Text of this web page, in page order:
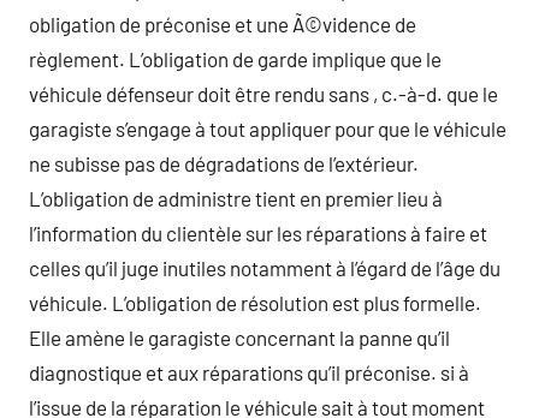
obligation de préconise et une Ã©vidence de
règlement. L’obligation de garde implique que le
véhicule défenseur doit être rendu sans , c.-à-d. que le
garagiste s’engage à tout appliquer pour que le véhicule
ne subisse pas de dégradations de l’extérieur.
L’obligation de administre tient en premier lieu à
l’information du clientèle sur les réparations à faire et
celles qu’il juge inutiles notamment à l’égard de l’âge du
véhicule. L’obligation de résolution est plus formelle.
Elle amène le garagiste concernant la panne qu’il
diagnostique et aux réparations qu’il préconise. si à
l’issue de la réparation le véhicule sait à tout moment